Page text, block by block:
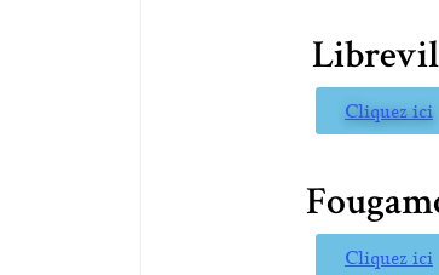
Cliquez ici
Cliquez ici